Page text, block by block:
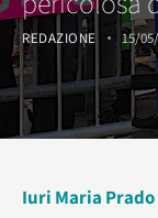
REDAZIONE 15/
Iuri Maria Prado